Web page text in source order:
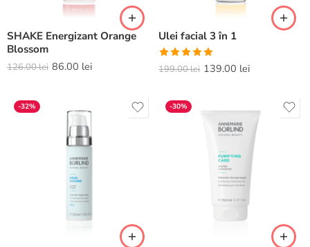
SHAKE Energizant Orange
Blossom
126.00lei 86.00 lei
Ulei facial 3 în 1
Evaluat la
199.00lei 139.00 lei
-32% -30%